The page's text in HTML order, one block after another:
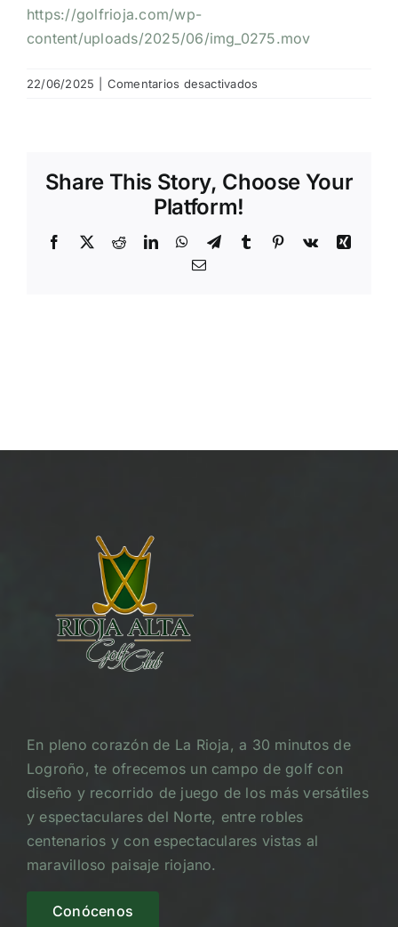
NOTICIAS
HAZTE SOCIO
https://golfrioja.com/wp-
content/uploads/2025/06/img_0275.mov
22/06/2025 Comentarios desactivados
Share This Story, Choose Your
Platform!
Facebook
X RedditLinkedInWhatsApp
TelegramTumblr Pinterest
Vk
Xing
Email
En pleno corazón de La Rioja, a 30 minutos de
Logroño, te ofrecemos un campo de golf con
diseño y recorrido de juego de los más versátiles
y espectaculares del Norte, entre robles
centenarios y con espectaculares vistas al
maravilloso paisaje riojano.
Conócenos